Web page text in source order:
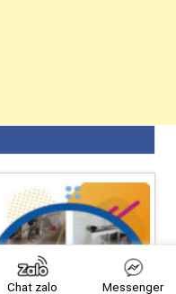
Chat zalo Messenger